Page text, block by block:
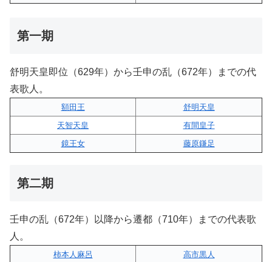
第一期
舒明天皇即位（629年）から壬申の乱（672年）までの代
表歌人。
額田王
舒明天皇
天智天皇
有間皇子
鏡王女
藤原鎌足
第二期
壬申の乱（672年）以降から遷都（710年）までの代表歌
人。
柿本人麻呂
高市黒人